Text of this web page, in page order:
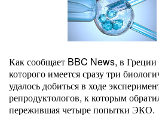
Как сообщает BBC News, в Греции
которого имеется сразу три
удалось добиться в ходе
репродуктологов, к которым
пережившая четыре попытки ЭКО.